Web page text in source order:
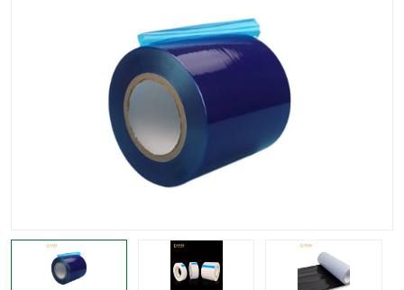
透明保护膜
乳白保护膜
纯黑保护膜
彩钢板保护膜
不锈钢板保护膜 一次性隔离膜